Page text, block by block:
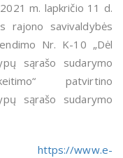
m. lapkričio 11 d.
rajono savivaldybės
Nr. K-10 „Dėl
sąrašo sudarymo
patvirtino
sąrašo sudarymo
https://www.e-